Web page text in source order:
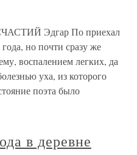
Эдгар По приехал
но почти сразу же
воспалением легких, да
уха, из которого
поэта было
в деревне